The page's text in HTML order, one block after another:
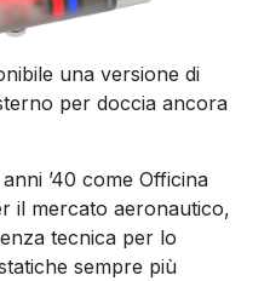
una versione di
per doccia ancora
’40 come Officina
il mercato aeronautico,
tecnica per lo
sempre più